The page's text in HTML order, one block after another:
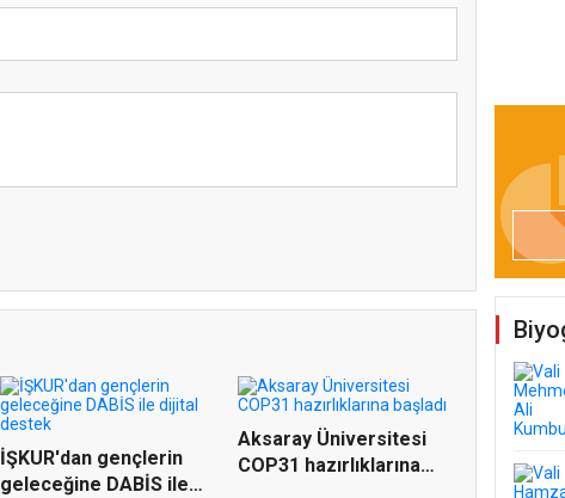
İŞKUR'dan gençlerin
geleceğine DABİS ile
Aksaray Üniversitesi
COP31 hazırlıklarına